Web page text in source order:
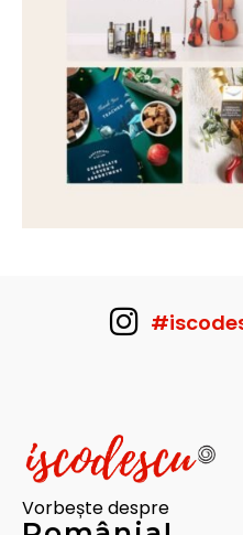
Vorbește despre